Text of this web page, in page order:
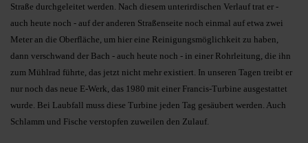
Straße durchgeleitet werden. Nach diesem unterirdischen Verlauf trat er -
auch heute noch - auf der anderen Straßenseite noch einmal auf etwa zwei
Meter an die Oberfläche, um hier eine Reinigungsmöglichkeit zu haben,
dann verschwand der Bach - auch heute noch - in einer Rohr­leitung, die ihn
zum Mühlrad führte, das jetzt nicht mehr existiert. In unseren Tagen treibt er
nur noch das neue E-Werk, das 1980 mit einer Francis-Turbine ausgestattet
wurde. Bei Laub­fall muss diese Turbine jeden Tag ge­säubert werden. Auch
Schlamm und Fische verstopfen zu­weilen den Zu­lauf.